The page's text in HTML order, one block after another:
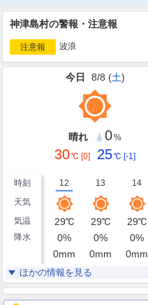
神津島村の警報・注意報
注意報 波浪
今日 8/8 (土)
晴れ 0%
30℃ [0] 25℃ [-1]
時刻 12 13 14
天気
気温
29℃ 29℃ 29℃
降水 0% 0% 0%
0mm 0mm 0mm
湿度 73 %
風
東南東
3m/s
南東
3m/s
南東
3m/s
ほかの情報を見る